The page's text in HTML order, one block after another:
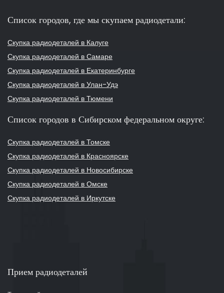
Список городов, где мы скупаем радиодетали:
Скупка радиодеталей в Калуге
Скупка радиодеталей в Самаре
Скупка радиодеталей в Екатеринбурге
Скупка радиодеталей в Улан-Удэ
Скупка радиодеталей в Тюмени
Список городов в Сибирском федеральном округе:
Скупка радиодеталей в Томске
Скупка радиодеталей в Красноярске
Скупка радиодеталей в Новосибирске
Скупка радиодеталей в Омске
Скупка радиодеталей в Иркутске
Прием радиодеталей